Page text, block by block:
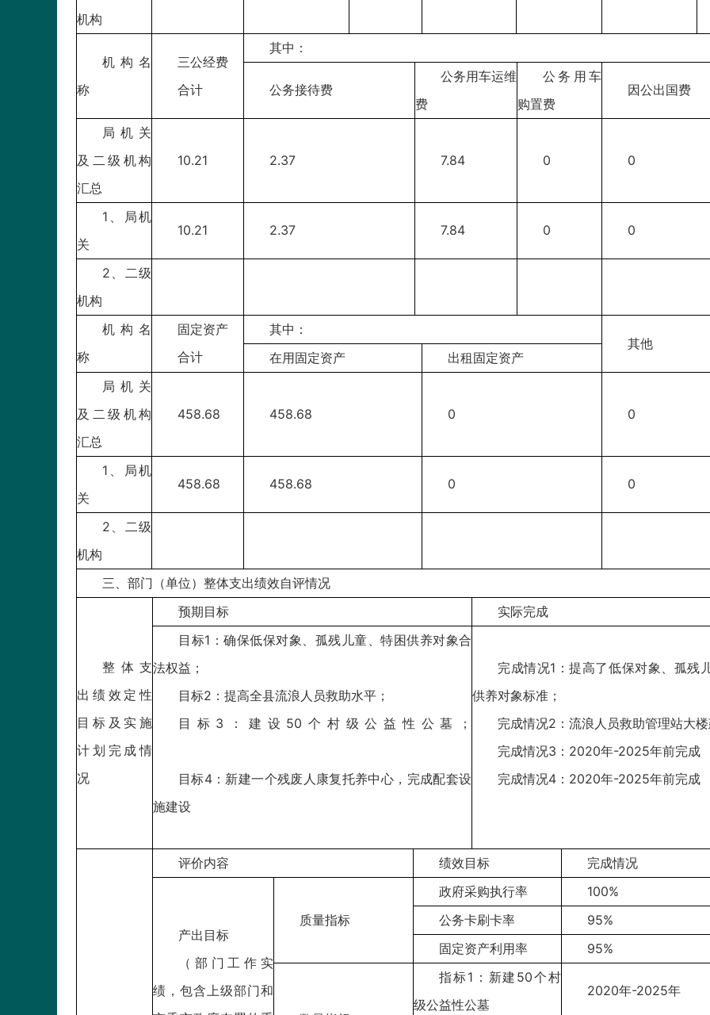
机构
机构名
称
三公经费
合计
其中：
公务接待费
公务用车运维
费
公务用车
购置费
因公出国费
局机关
及二级机构
汇总
10.21 2.37 7.84 0 0
1、局机
关
10.21 2.37 7.84 0 0
2、二级
机构
机构名
称
固定资产
合计
其中：
其他
在用固定资产
出租固定资产
局机关
及二级机构
汇总
458.68 458.68 0 0
1、局机
关
458.68 458.68 0 0
2、二级
机构
三、部门（单位）整体支出绩效自评情况
整体支
出绩效定性
目标及实施
计划完成情
况
预期目标
实际完成
目标1：确保低保对象、孤残儿童、特困供养对象合
法权益；
目标2：提高全县流浪人员救助水平；
目标3：建设50个村级公益性公墓；
目标4：新建一个残废人康复托养中心，完成配套设
施建设
完成情况1：提高了低保对象、孤残
供养对象标准；
完成情况2：流浪人员救助管理站大
完成情况3：2020年-2025年前完成
完成情况4：2020年-2025年前完成
评价内容 绩效目标 完成情况
产出目标
（部门工作实
绩，包含上级部门和
质量指标
政府采购执行率
100%
公务卡刷卡率
95%
固定资产利用率
95%
指标1：新建50个村
级公益性公墓
2020年-2025年